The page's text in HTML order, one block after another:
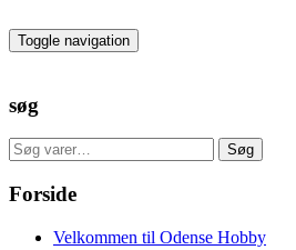
to
the
Toggle navigation
søg
Søg
efter:
Søg
Forside
Velkommen til Odense Hobby